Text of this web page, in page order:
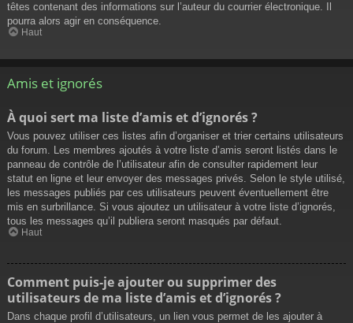
têtes contenant des informations sur l’auteur du courrier électronique. Il
pourra alors agir en conséquence.
Haut
Amis et ignorés
À quoi sert ma liste d’amis et d’ignorés ?
Vous pouvez utiliser ces listes afin d’organiser et trier certains utilisateurs
du forum. Les membres ajoutés à votre liste d’amis seront listés dans le
panneau de contrôle de l’utilisateur afin de consulter rapidement leur
statut en ligne et leur envoyer des messages privés. Selon le style utilisé,
les messages publiés par ces utilisateurs peuvent éventuellement être
mis en surbrillance. Si vous ajoutez un utilisateur à votre liste d’ignorés,
tous les messages qu’il publiera seront masqués par défaut.
Haut
Comment puis-je ajouter ou supprimer des
utilisateurs de ma liste d’amis et d’ignorés ?
Dans chaque profil d’utilisateurs, un lien vous permet de les ajouter à